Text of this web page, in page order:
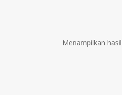
Menampilkan